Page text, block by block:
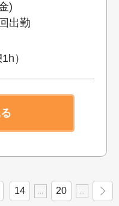
)
出勤
）
14 20